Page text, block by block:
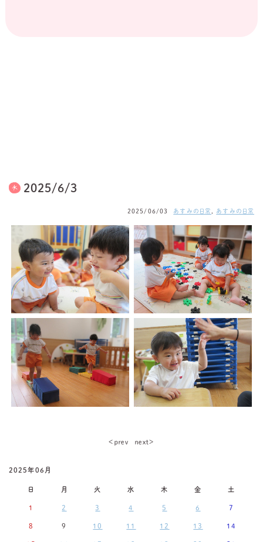
2025/6/3
2025/06/03 あすみの日常 , あすみの日常
＜ｐｒｅｖ ｎｅｘｔ＞
2025年06月
日 月 火 水 木 金 土
1 2 3 4 5 6 7
8 9 10 11 12 13 14